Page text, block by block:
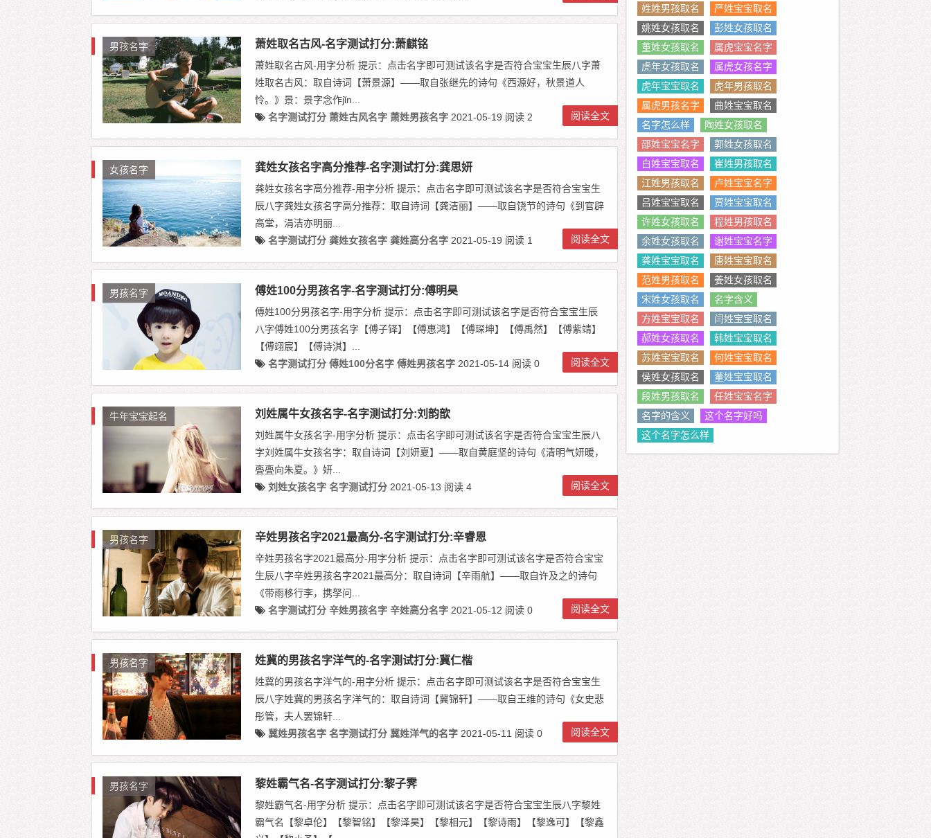
男孩名字 萧姓取名古风-名字测试打分:萧麒铭
萧姓取名古风-用字分析 提示：点击名字即可测试该名字是否符合宝宝生辰八字萧
姓取名古风：取自诗词【萧景源】——取自张继先的诗句《西源好，秋景道人
怜。》景：景字念作jǐn...
名字测试打分 萧姓古风名字 萧姓男孩名字 2021-05-19 阅读 2 阅读全文
女孩名字 龚姓女孩名字高分推荐-名字测试打分:龚思妍
龚姓女孩名字高分推荐-用字分析 提示：点击名字即可测试该名字是否符合宝宝生
辰八字龚姓女孩名字高分推荐：取自诗词【龚洁丽】——取自饶节的诗句《到官辟
高堂，涓洁亦明丽...
名字测试打分 龚姓女孩名字 龚姓高分名字 2021-05-19 阅读 1 阅读全文
男孩名字 傅姓100分男孩名字-名字测试打分:傅明昊
傅姓100分男孩名字-用字分析 提示：点击名字即可测试该名字是否符合宝宝生辰
八字傅姓100分男孩名字【傅子铎】【傅惠鸿】【傅琛坤】【傅禹然】【傅紫靖】
【傅翊宸】【傅诗淇】...
名字测试打分 傅姓100分名字 傅姓男孩名字 2021-05-14 阅读 0 阅读全文
牛年宝宝起名 刘姓属牛女孩名字-名字测试打分:刘韵歆
刘姓属牛女孩名字-用字分析 提示：点击名字即可测试该名字是否符合宝宝生辰八
字刘姓属牛女孩名字：取自诗词【刘妍夏】——取自黄庭坚的诗句《清明气妍暖，
亹亹向朱夏。》妍...
刘姓女孩名字 名字测试打分 2021-05-13 阅读 4 阅读全文
男孩名字 辛姓男孩名字2021最高分-名字测试打分:辛睿恩
辛姓男孩名字2021最高分-用字分析 提示：点击名字即可测试该名字是否符合宝宝
生辰八字辛姓男孩名字2021最高分：取自诗词【辛雨航】——取自许及之的诗句
《带雨移行李，携孥问...
名字测试打分 辛姓男孩名字 辛姓高分名字 2021-05-12 阅读 0 阅读全文
男孩名字 姓冀的男孩名字洋气的-名字测试打分:冀仁楷
姓冀的男孩名字洋气的-用字分析 提示：点击名字即可测试该名字是否符合宝宝生
辰八字姓冀的男孩名字洋气的：取自诗词【冀锦轩】——取自王维的诗句《女史悲
彤管，夫人罢锦轩...
冀姓男孩名字 名字测试打分 冀姓洋气的名字 2021-05-11 阅读 0 阅读全文
男孩名字 黎姓霸气名-名字测试打分:黎子霁
黎姓霸气名-用字分析 提示：点击名字即可测试该名字是否符合宝宝生辰八字黎姓
霸气名【黎卓伦】【黎智铭】【黎泽昊】【黎相元】【黎诗雨】【黎逸可】【黎鑫
姓姓男孩取名
严姓宝宝取名
姚姓女孩取名
彭姓女孩取名
董姓女孩取名
属虎宝宝名字
虎年女孩取名
属虎女孩名字
虎年宝宝取名
虎年男孩取名
属虎男孩名字
曲姓宝宝取名
名字怎么样
陶姓女孩取名
邵姓宝宝名字
郭姓女孩取名
白姓宝宝取名
崔姓男孩取名
江姓男孩取名
卢姓宝宝名字
吕姓宝宝取名
贾姓宝宝取名
许姓女孩取名
程姓男孩取名
余姓女孩取名
谢姓宝宝名字
龚姓宝宝取名
唐姓宝宝取名
范姓男孩取名
姜姓女孩取名
宋姓女孩取名
名字含义
方姓宝宝取名
闫姓宝宝取名
郝姓女孩取名
韩姓宝宝取名
苏姓宝宝取名
何姓宝宝取名
侯姓女孩取名
董姓宝宝取名
段姓男孩取名
任姓宝宝名字
名字的含义
这个名字好吗
这个名字怎么样